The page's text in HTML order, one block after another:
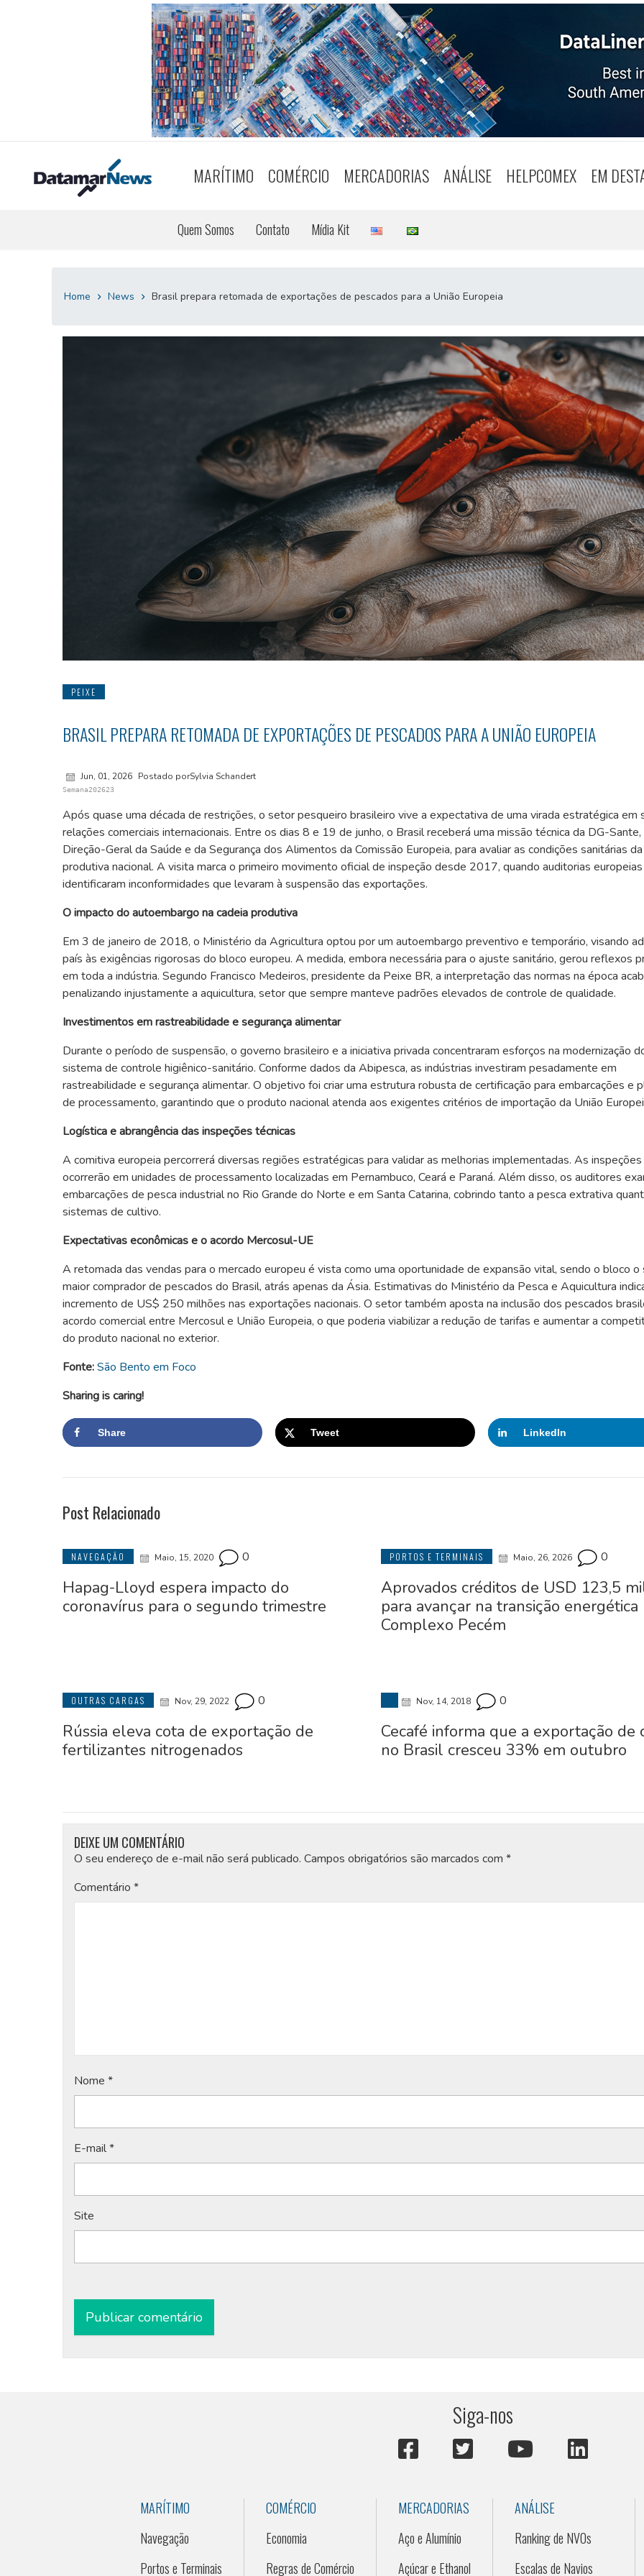
MARÍTIMO COMÉRCIO MERCADORIAS ANÁLISE HELPCOMEX EM
Quem Somos Contato Mídia Kit
Home News Brasil prepara retomada de exportações de pescados para a União Europeia
PEIXE
BRASIL PREPARA RETOMADA DE EXPORTAÇÕES DE PESCADOS PARA A UNIÃO EUROPEIA
Jun, 01, 2026 Postado porSylvia Schandert
Semana202623
Após quase uma década de restrições, o setor pesqueiro brasileiro vive a expectativa de uma virada estratégica em
relações comerciais internacionais. Entre os dias 8 e 19 de junho, o Brasil receberá uma missão técnica da DG-Sante,
Direção-Geral da Saúde e da Segurança dos Alimentos da Comissão Europeia, para avaliar as condições sanitárias
produtiva nacional. A visita marca o primeiro movimento oficial de inspeção desde 2017, quando auditorias europeias
identificaram inconformidades que levaram à suspensão das exportações.
O impacto do autoembargo na cadeia produtiva
Em 3 de janeiro de 2018, o Ministério da Agricultura optou por um autoembargo preventivo e temporário, visando
país às exigências rigorosas do bloco europeu. A medida, embora necessária para o ajuste sanitário, gerou reflexos
em toda a indústria. Segundo Francisco Medeiros, presidente da Peixe BR, a interpretação das normas na época
penalizando injustamente a aquicultura, setor que sempre manteve padrões elevados de controle de qualidade.
Investimentos em rastreabilidade e segurança alimentar
Durante o período de suspensão, o governo brasileiro e a iniciativa privada concentraram esforços na modernização
sistema de controle higiênico-sanitário. Conforme dados da Abipesca, as indústrias investiram pesadamente em
rastreabilidade e segurança alimentar. O objetivo foi criar uma estrutura robusta de certificação para embarcações e
de processamento, garantindo que o produto nacional atenda aos exigentes critérios de importação da União
Logística e abrangência das inspeções técnicas
A comitiva europeia percorrerá diversas regiões estratégicas para validar as melhorias implementadas. As inspeções
ocorrerão em unidades de processamento localizadas em Pernambuco, Ceará e Paraná. Além disso, os auditores
embarcações de pesca industrial no Rio Grande do Norte e em Santa Catarina, cobrindo tanto a pesca extrativa
sistemas de cultivo.
Expectativas econômicas e o acordo Mercosul-UE
A retomada das vendas para o mercado europeu é vista como uma oportunidade de expansão vital, sendo o bloco o
maior comprador de pescados do Brasil, atrás apenas da Ásia. Estimativas do Ministério da Pesca e Aquicultura
incremento de US$ 250 milhões nas exportações nacionais. O setor também aposta na inclusão dos pescados
acordo comercial entre Mercosul e União Europeia, o que poderia viabilizar a redução de tarifas e aumentar a
do produto nacional no exterior.
Fonte:São Bento em Foco
Sharing is caring!
Share Tweet LinkedIn
Post Relacionado
NAVEGAÇÃO Maio, 15, 2020 0
Hapag-Lloyd espera impacto do
coronavírus para o segundo trimestre
PORTOS E TERMINAIS Maio, 26, 2026 0
Aprovados créditos de USD 123,5
para avançar na transição energética
Complexo Pecém
OUTRAS CARGAS Nov, 29, 2022 0
Rússia eleva cota de exportação de
fertilizantes nitrogenados
Nov, 14, 2018 0
Cecafé informa que a exportação de
no Brasil cresceu 33% em outubro
DEIXE UM COMENTÁRIO
O seu endereço de e-mail não será publicado. Campos obrigatórios são marcados com *
Comentário *
Nome *
E-mail*
Site
Alternative:
Siga-nos
MARÍTIMO
Navegação
Portos e Terminais
COMÉRCIO
Economia
Regras de Comércio
MERCADORIAS
Aço e Alumínio
Açúcar e Ethanol
ANÁLISE
Ranking de NVOs
Escalas de Navios